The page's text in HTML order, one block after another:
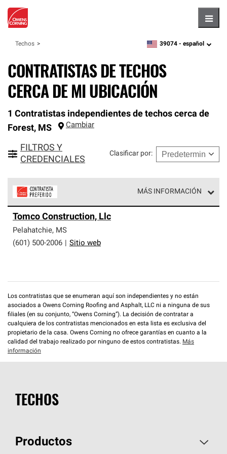
Techos zipcode, language
39074 - español
CONTRATISTAS DE TECHOS
CERCA DE MI UBICACIÓN
1 Contratistas independientes de techos cerca de
Forest, MS Cambiar
FILTROS Y
CREDENCIALES
Clasificar por:
MÁS INFORMACIÓN
parte de una red exclusiva de profesionales de techos
que cumplen con altos estándares y requisitos estrictos
de profesionalismo y confiabilidad.
Tomco Construction, Llc
Pelahatchie, MS
(601) 500-2006
Sitio web
Los contratistas que se enumeran aquí son independientes y no están
asociados a Owens Corning Roofing and Asphalt, LLC ni a ninguna de sus
filiales (en su conjunto, “Owens Corning”). La decisión de contratar a
cualquiera de los contratistas mencionados en esta lista es exclusiva del
propietario de la casa. Owens Corning no ofrece garantías en cuanto a la
calidad del trabajo realizado por ninguno de estos contratistas. Más
información
TECHOS
Productos